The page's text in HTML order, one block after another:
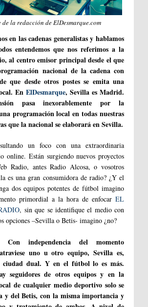
de la redacción de ElDesmarque.com
en las cadenas generalistas y hablamos
entendemos que nos referimos a la
al centro emisor principal desde el que
nacional de la cadena con
que desde otros postes se emita una
En ElDesmarque, Sevilla es Madrid.
pasa inexorablemente por la
programación local en todas nuestras
que la nacional se elaborará en Sevilla.
un foco con una extraordinaria
online. Están surgiendo nuevos proyectos
Radio, antes Radio Alcosa, o vosotros
es una gran consumidora de radio? ¿Y el
dos equipos potentes de fútbol imagino
primordial a la hora de enfocar EL
, sin que se identifique el medio con
opciones –Sevilla o Betis- imagino ¿no?
Con independencia del momento
uno u otro equipo, Sevilla es,
ciudad dual. Y en el fútbol lo es más.
seguidores de otros equipos y en la
de cualquier medio deportivo solo se
y del Betis, con la misma importancia y